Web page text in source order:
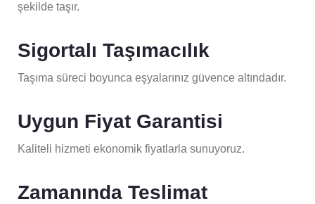
şekilde taşır.
Sigortalı Taşımacılık
Taşıma süreci boyunca eşyalarınız güvence altındadır.
Uygun Fiyat Garantisi
Kaliteli hizmeti ekonomik fiyatlarla sunuyoruz.
Zamanında Teslimat